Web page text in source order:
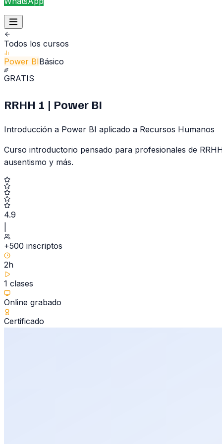
Todos los cursos
Power BIBásico
GRATIS
RRHH 1 | Power BI
Introducción a Power BI aplicado a Recursos Humanos
Curso introductorio pensado para profesionales de
ausentismo y más.
4.9
+500 inscriptos
2h
1 clases
Online grabado
Certificado